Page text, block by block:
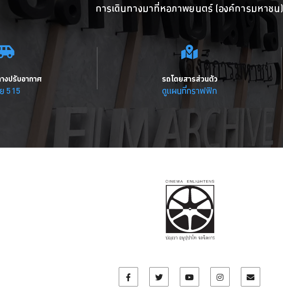
การเดินทางมาที่หอภาพยนตร์ (องค์การมหาชน)
งปรับอากาศ
515
รถโดยสารส่วนตัว
ดูแผนที่กราฟฟิก